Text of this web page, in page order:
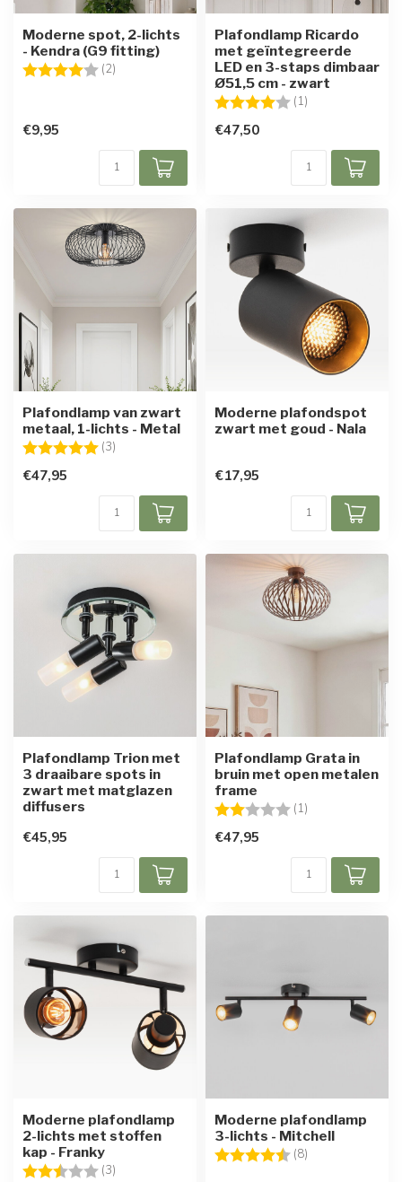
Moderne spot, 2-lichts
- Kendra (G9 fitting)
Beoordeling: (2)
€9,95
Plafondlamp Ricardo
met geïntegreerde
LED en 3-staps dimbaar
Ø51,5 cm - zwart
Beoordeling: (1)
€47,50
Plafondlamp van zwart
metaal, 1-lichts - Metal
Beoordeling: (3)
€47,95
Moderne plafondspot
zwart met goud - Nala
€17,95
Plafondlamp Trion met
3 draaibare spots in
zwart met matglazen
diffusers
€45,95
Plafondlamp Grata in
bruin met open metalen
frame
Beoordeling: (1)
€47,95
Moderne plafondlamp
2-lichts met stoffen
kap - Franky
Beoordeling: (3)
Moderne plafondlamp
3-lichts - Mitchell
Beoordeling: (8)